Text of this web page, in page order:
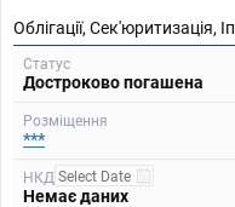
Облігації, Сек'юритизація,
Статус
Достроково погашена
Розміщення
***
НКД
Немає даних